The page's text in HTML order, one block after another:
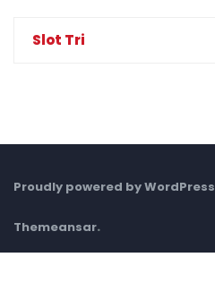
Slot Tri
Proudly powered by WordPress
Themeansar.